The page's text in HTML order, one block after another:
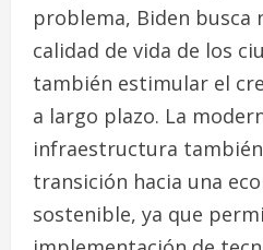
problema, Biden busca
calidad de vida de los
también estimular el
a largo plazo. La
infraestructura
transición hacia una
sostenible, ya que